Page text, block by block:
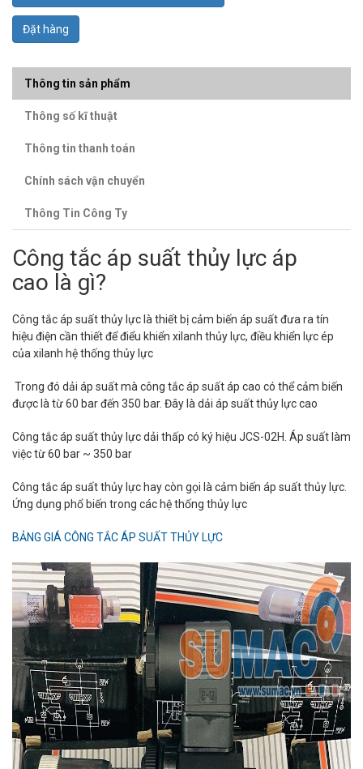
Đặt hàng
Thông tin sản phẩm
Thông số kĩ thuật
Thông tin thanh toán
Chính sách vận chuyển
Thông Tin Công Ty
Công tắc áp suất thủy lực áp
cao là gì?
Công tắc áp suất thủy lực là thiết bị cảm biến áp suất đưa ra tín
hiệu điện cần thiết để điểu khiển xilanh thủy lực, điều khiển lực ép
của xilanh hệ thống thủy lực
Trong đó dải áp suất mà công tắc áp suất áp cao có thể cảm biến
được là từ 60 bar đến 350 bar. Đây là dải áp suất thủy lực cao
Công tắc áp suất thủy lực dải thấp có ký hiệu JCS-02H. Áp suất làm
việc từ 60 bar ~ 350 bar
Công tắc áp suất thủy lực hay còn gọi là cảm biến áp suất thủy lực.
Ứng dụng phổ biến trong các hệ thống thủy lực
BẢNG GIÁ CÔNG TẮC ÁP SUẤT THỦY LỰC